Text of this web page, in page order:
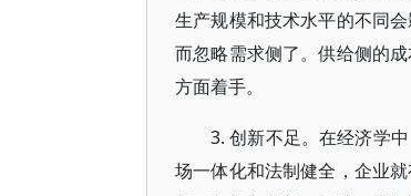
生产规模和技术水平的不同
而忽略需求侧了。供给侧的
方面着手。
3. 创新不足。在经济学
场一体化和法制健全，企业